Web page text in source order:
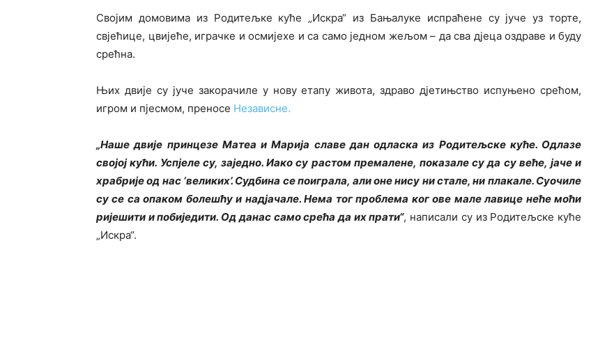
Својим домовима из Родитељке куће „Искра“ из Бањалуке испраћене су јуче уз торте,
свјећице, цвијеће, играчке и осмијехе и са само једном жељом – да сва дјеца оздраве и буду
срећна.
Њих двије су јуче закорачиле у нову етапу живота, здраво дјетињство испуњено срећом,
игром и пјесмом, преносе Независне.
„Наше двије принцезе Матеа и Марија славе дан одласка из Родитељске куће. Одлазе
својој кући. Успјеле су, заједно. Иако су растом премалене, показале су да су веће, јаче и
храбрије од нас ‘великих’. Судбина се поиграла, али оне нису ни стале, ни плакале. Суочиле
су се са опаком болешћу и надјачале. Нема тог проблема ког ове мале лавице неће моћи
ријешити и побиједити. Од данас само срећа да их прати“, написали су из Родитељске куће
„Искра“.